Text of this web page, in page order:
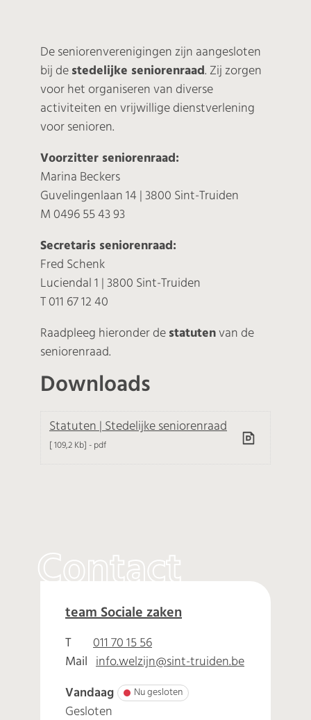
De seniorenverenigingen zijn aangesloten
bij de stedelijke seniorenraad. Zij zorgen
voor het organiseren van diverse
activiteiten en vrijwillige dienstverlening
voor senioren.
Voorzitter seniorenraad:
Marina Beckers
Guvelingenlaan 14 | 3800 Sint-Truiden
M 0496 55 43 93
Secretaris seniorenraad:
Fred Schenk
Luciendal 1 | 3800 Sint-Truiden
T 011 67 12 40
Raadpleeg hieronder de statuten van de
seniorenraad.
Downloads
Statuten | Stedelijke seniorenraad
109,2 Kb pdf
Contact
Welzijn
team Sociale zaken
Adres
T
011 70 15 56
Mail
info.welzijn@sint-truiden.be
Vandaag Nu gesloten
Gesloten